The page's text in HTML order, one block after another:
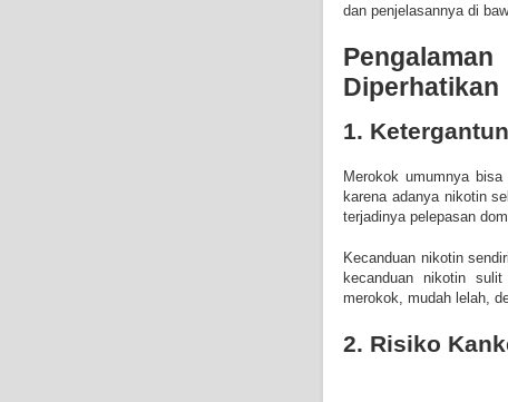
dan penjelasannya di
Diperhatikan
1.
Merokok umumnya
karena adanya nikotin
terjadinya pelepasan
Kecanduan nikotin
kecanduan nikotin
merokok, mudah lelah,
2. Risiko